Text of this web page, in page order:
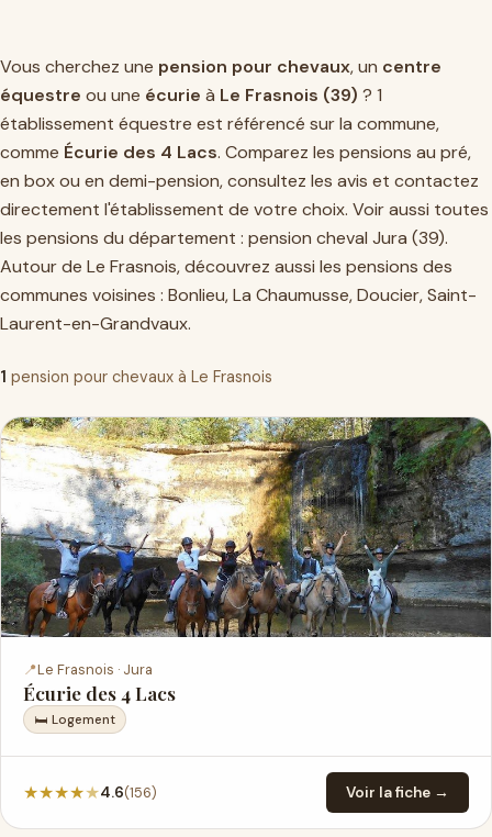
Vous cherchez une pension pour chevaux, un centre
équestre ou une écurie à Le Frasnois (39) ? 1
établissement équestre est référencé sur la commune,
comme Écurie des 4 Lacs. Comparez les pensions au pré,
en box ou en demi-pension, consultez les avis et contactez
directement l'établissement de votre choix. Voir aussi toutes
les pensions du département : pension cheval Jura (39).
Autour de Le Frasnois, découvrez aussi les pensions des
communes voisines : Bonlieu,La Chaumusse,Doucier,Saint-
Laurent-en-Grandvaux.
1 pension pour chevaux à Le Frasnois
📍Le Frasnois · Jura
Écurie des 4 Lacs
🛏 Logement
★★★★★4.6(156) Voir la fiche →